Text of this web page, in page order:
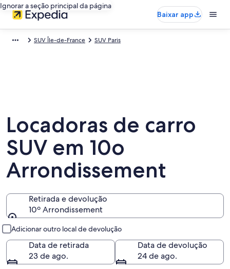
Ignorar a seção principal da página
Baixar app
SUV Île-de-France SUV Paris
Locadoras de carro
SUV em 10o
Arrondissement
Retirada e devolução
10º Arrondissement
Adicionar outro local de devolução
Data de retirada
23 de ago.
Data de devolução
24 de ago.